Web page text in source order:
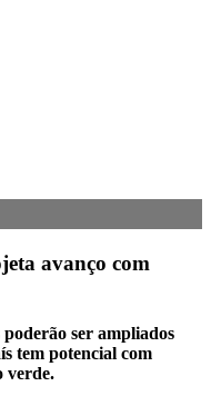
avanço com
ser ampliados
tem potencial com
verde.